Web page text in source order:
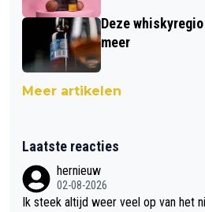
Deze
meer
Meer artikelen
Laatste reacties
hernieuw
02-08-2026
Ik steek altijd weer veel op van het